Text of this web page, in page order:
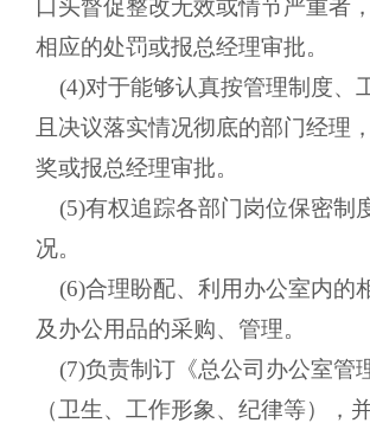
口头督促整改无效或情节严重者
相应的处罚或报总经理审批。
(4)对于能够认真按管理制度、
且决议落实情况彻底的部门经理
奖或报总经理审批。
(5)有权追踪各部门岗位保密制
况。
(6)合理盼配、利用办公室内的
及办公用品的采购、管理。
(7)负责制订《总公司办公室管
（卫生、工作形象、纪律等），